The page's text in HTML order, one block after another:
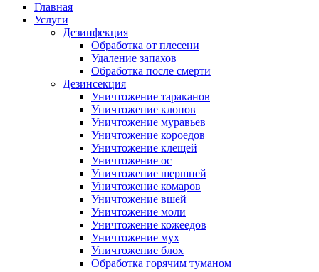
Главная
Услуги
Дезинфекция
Обработка от плесени
Удаление запахов
Обработка после смерти
Дезинсекция
Уничтожение тараканов
Уничтожение клопов
Уничтожение муравьев
Уничтожение короедов
Уничтожение клещей
Уничтожение ос
Уничтожение шершней
Уничтожение комаров
Уничтожение вшей
Уничтожение моли
Уничтожение кожеедов
Уничтожение мух
Уничтожение блох
Обработка горячим туманом